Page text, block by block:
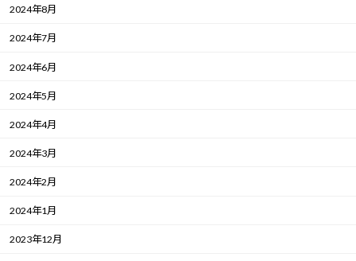
2024年8月
2024年7月
2024年6月
2024年5月
2024年4月
2024年3月
2024年2月
2024年1月
2023年12月